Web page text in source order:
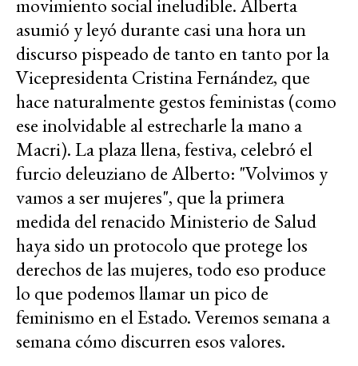
movimiento social ineludible. Alberta
asumió y leyó durante casi una hora un
discurso pispeado de tanto en tanto por la
Vicepresidenta Cristina Fernández, que
hace naturalmente gestos feministas (como
ese inolvidable al estrecharle la mano a
Macri). La plaza llena, festiva, celebró el
furcio deleuziano de Alberto: "Volvimos y
vamos a ser mujeres", que la primera
medida del renacido Ministerio de Salud
haya sido un protocolo que protege los
derechos de las mujeres, todo eso produce
lo que podemos llamar un pico de
feminismo en el Estado. Veremos semana a
semana cómo discurren esos valores.